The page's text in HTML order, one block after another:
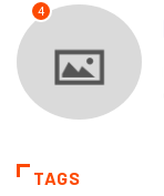
4
TAGS